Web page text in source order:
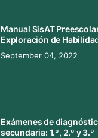
Manual SisAT Preescolar
Exploración de
September 04, 2022
Exámenes de
secundaria: 1.º, 2.º y 3.º